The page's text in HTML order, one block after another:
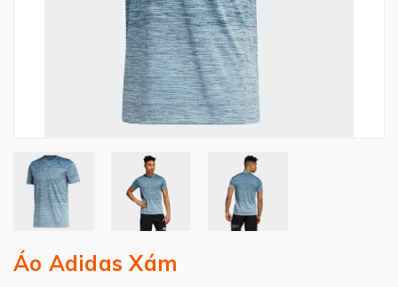
Áo Adidas Xám